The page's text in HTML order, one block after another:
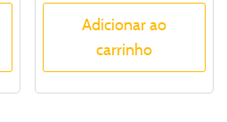
Adicionar ao
carrinho